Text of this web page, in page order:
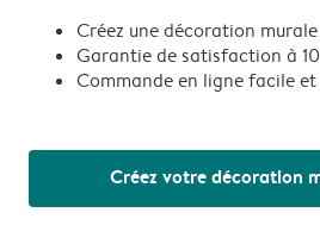
Créez une décoration
Garantie de satisfaction à
Commande en ligne facile
Créez votre décoration